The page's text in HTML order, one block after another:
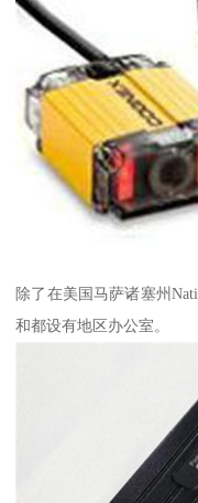
除了在美国马萨诸塞州
和都设有地区办公室。